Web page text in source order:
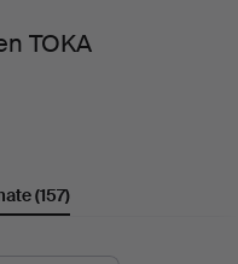
TOKA
(157)